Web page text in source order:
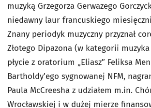
muzyką Grzegorza Gerwazego
niedawny laur francuskiego
Znany periodyk muzyczny przyznał
Złotego Dipazona (w kategorii
płycie z oratorium „Eliasz” Feliksa
Bartholdy’ego sygnowanej NFM,
Paula McCreesha z udziałem m.in.
Wrocławskiej i w dużej mierze